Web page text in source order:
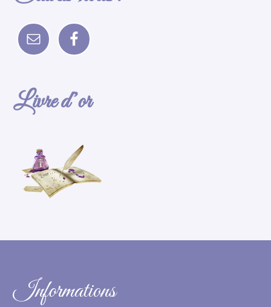
Livre d’or
Informations